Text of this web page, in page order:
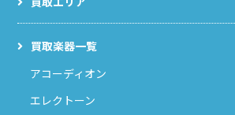
買取楽器一覧
アコーディオン
エレクトーン